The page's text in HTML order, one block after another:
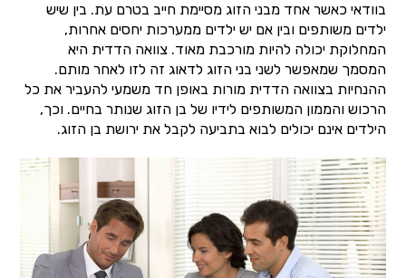
בוודאי כאשר אחד מבני הזוג מסיימת חייב בטרם עת. בין שיש
ילדים משותפים ובין אם יש ילדים ממערכות יחסים אחרות,
המחלוקת יכולה להיות מורכבת מאוד. צוואה הדדית היא
המסמך שמאפשר לשני בני הזוג לדאוג זה לזו לאחר מותם.
ההנחיות בצוואה הדדית מורות באופן חד משמעי להעביר את כל
הרכוש והממון המשותפים לידיו של בן הזוג שנותר בחיים. וכך,
הילדים אינם יכולים לבוא בתביעה לקבל את ירושת בן הזוג.